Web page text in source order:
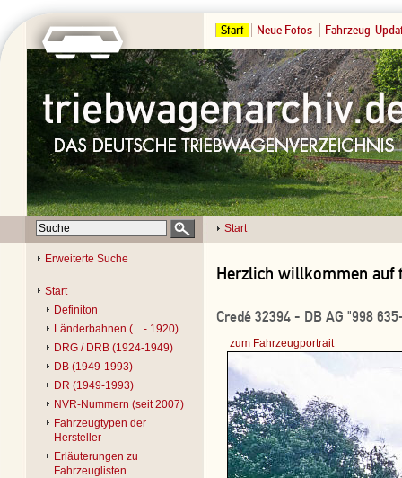
Start Neue Fotos Fahrzeug-
Start
Erweiterte Suche
Start
Definiton
Länderbahnen (... - 1920)
DRG / DRB (1924-1949)
DB (1949-1993)
DR (1949-1993)
NVR-Nummern (seit 2007)
Fahrzeugtypen der
Hersteller
Erläuterungen zu
Fahrzeuglisten
Herzlich willkommen auf
Credé 32394 - DB AG "998
zum Fahrzeugportrait